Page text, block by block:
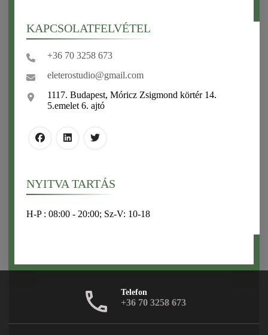
KAPCSOLATFELVÉTEL
+36 70 3258 673
eleterostudio@gmail.com
1117. Budapest, Móricz Zsigmond körtér 14.
5.emelet 6. ajtó
NYITVA TARTÁS
H-P : 08:00 - 20:00; Sz-V: 10-18
Telefon
+36 70 3258 673